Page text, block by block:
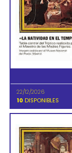
22/12/2026
10 DISPONIBLES